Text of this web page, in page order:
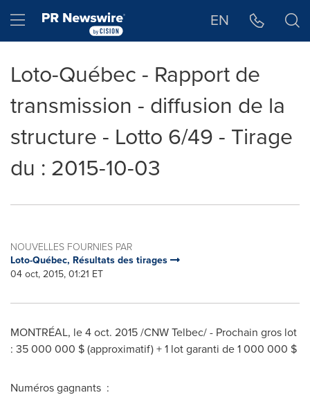
Hamburger menu EN
Loto-Québec - Rapport de
transmission - diffusion de la
structure - Lotto 6/49 - Tirage
du : 2015-10-03
NOUVELLES FOURNIES PAR
Loto-Québec, Résultats des tirages
04 oct, 2015, 01:21 ET
MONTRÉAL, le 4 oct. 2015 /CNW Telbec/ - Prochain gros lot
: 35 000 000 $ (approximatif) + 1 lot garanti de 1 000 000 $
Numéros gagnants :